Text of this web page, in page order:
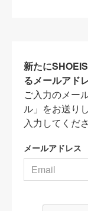
新たに
るメールアド
ご入力のメー
ル」をお送り
入力してくださ
メールアドレス